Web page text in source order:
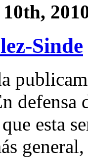
Sinde
defensa
esta